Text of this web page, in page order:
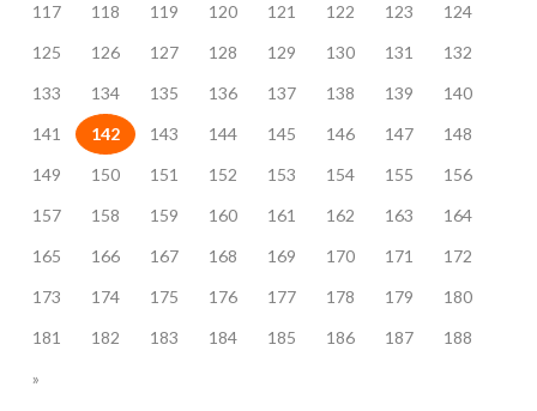
117
118 119 120 121 122 123
124
125
126 127 128 129 130 131
132
133
134 135 136 137 138 139
140
141
142 143 144 145 146 147
148
149
150 151 152 153 154 155
156
157
158 159 160 161 162 163
164
165
166 167 168 169 170 171
172
173
174 175 176 177 178 179
180
181
182 183 184 185 186 187
188
»